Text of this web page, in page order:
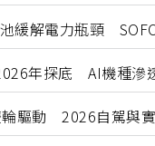
緩解電力瓶頸
年探底 AI機種滲
輪驅動 2026自駕與